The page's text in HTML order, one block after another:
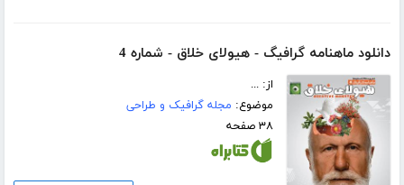
دانلود ماهنامه گرافیگ - هیولای خلاق - شماره 4
از: ...
موضوع: مجله گرافیک و طراحی
۳۸ صفحه